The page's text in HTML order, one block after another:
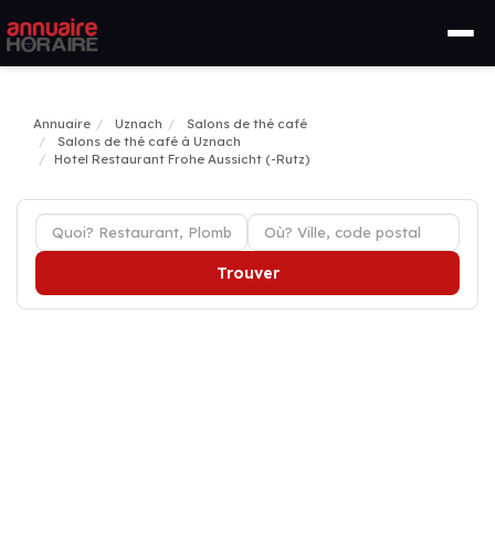
Annuaire Uznach
Salons de thé café
Salons de thé café à Uznach
Hotel Restaurant Frohe Aussicht (-Rutz)
Trouver